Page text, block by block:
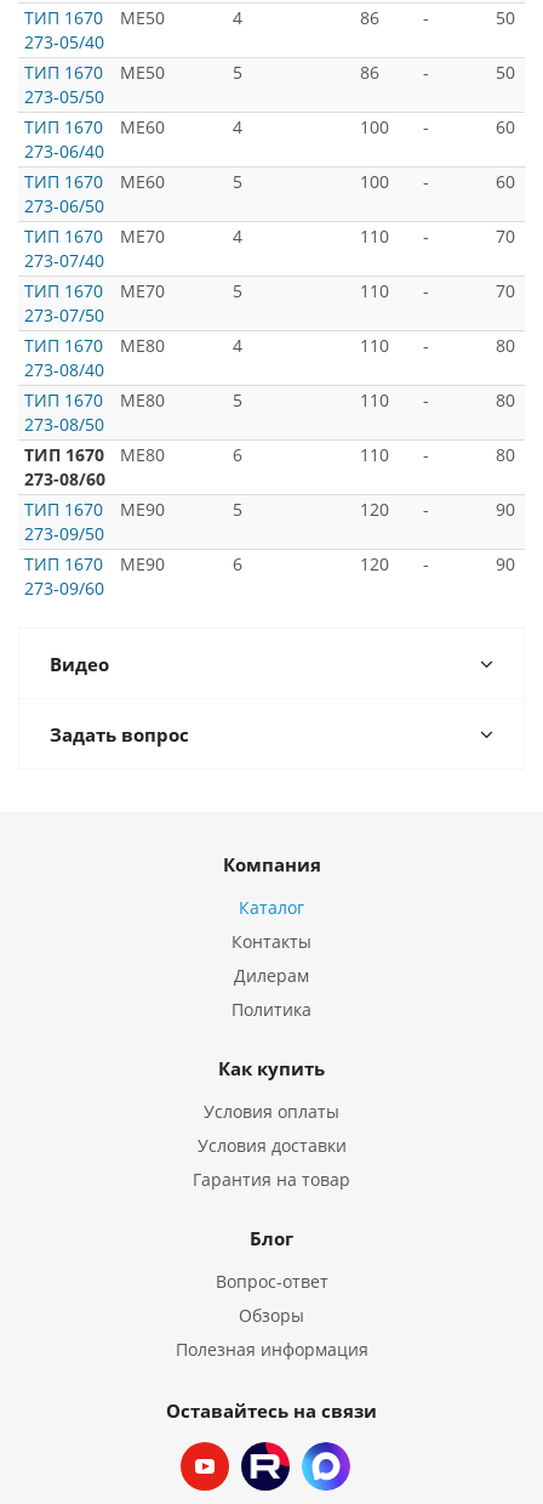
ТИП 1670
273-05/40
ME50 4 86 - 50
ТИП 1670
273-05/50
ME50 5 86 - 50
ТИП 1670
273-06/40
ME60 4 100 - 60
ТИП 1670
273-06/50
ME60 5 100 - 60
ТИП 1670
273-07/40
ME70 4 110 - 70
ТИП 1670
273-07/50
ME70 5 110 - 70
ТИП 1670
273-08/40
ME80 4 110 - 80
ТИП 1670
273-08/50
ME80 5 110 - 80
ТИП 1670
273-08/60
ME80 6 110 - 80
ТИП 1670
273-09/50
ME90 5 120 - 90
ТИП 1670
273-09/60
ME90 6 120 - 90
Видео
Задать вопрос
Компания
Каталог
Контакты
Дилерам
Политика
Как купить
Условия оплаты
Условия доставки
Гарантия на товар
Блог
Вопрос-ответ
Обзоры
Полезная информация
Оставайтесь на связи